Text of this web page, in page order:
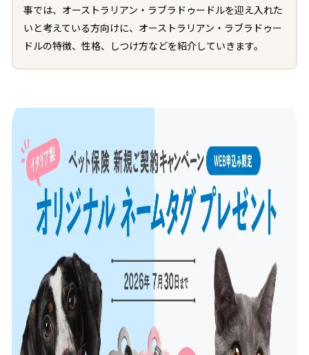
事では、オーストラリアン・ラブラドゥードルを迎え入れた
いと考えている方向けに、オーストラリアン・ラブラドゥー
ドルの特徴、性格、しつけ方などを紹介していきます。